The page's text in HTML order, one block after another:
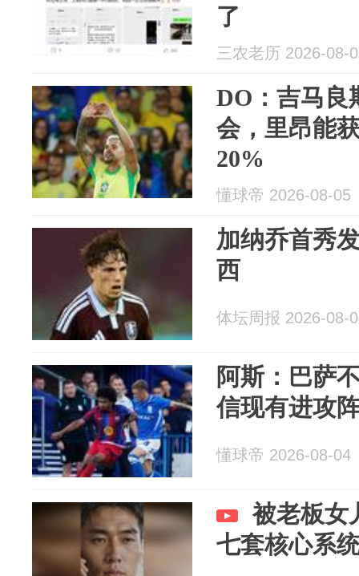
了
三农老历 2026-08-
DO：吉马良
会，里昂能
20%
懂球帝 2026-08-05
加纳乔首秀
西
体坛周报 2026-08-
阿斯：巴萨
信现有进攻
懂球帝 2026-08-04
被老板女
七套核心系